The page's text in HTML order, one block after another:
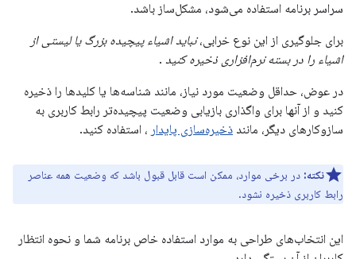
سراسر برنامه استفاده می‌شود، مشکل‌ساز باشد.
برای جلوگیری از این نوع خرابی،نباید اشیاء پیچیده بزرگ یا لیستی از
اشیاء را در بسته نرم‌افزاری ذخیره کنید .
در عوض، حداقل وضعیت مورد نیاز، مانند شناسه‌ها یا کلیدها را ذخیره
کنید و از آنها برای واگذاری بازیابی وضعیت پیچیده‌تر رابط کاربری به
سازوکارهای دیگر، مانند ذخیره‌سازی پایدار ، استفاده کنید.
نکته: در برخی موارد، ممکن است قابل قبول باشد که وضعیت همه عناصر
رابط کاربری ذخیره نشود.
این انتخاب‌های طراحی به موارد استفاده خاص برنامه شما و نحوه انتظار